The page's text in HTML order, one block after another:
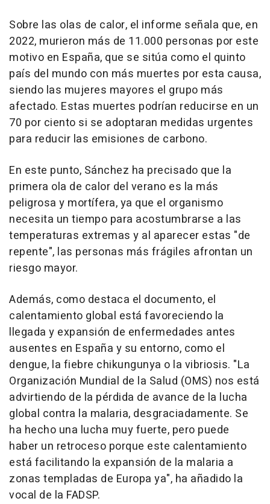
Sobre las olas de calor, el informe señala que, en
2022, murieron más de 11.000 personas por este
motivo en España, que se sitúa como el quinto
país del mundo con más muertes por esta causa,
siendo las mujeres mayores el grupo más
afectado. Estas muertes podrían reducirse en un
70 por ciento si se adoptaran medidas urgentes
para reducir las emisiones de carbono.
En este punto, Sánchez ha precisado que la
primera ola de calor del verano es la más
peligrosa y mortífera, ya que el organismo
necesita un tiempo para acostumbrarse a las
temperaturas extremas y al aparecer estas "de
repente", las personas más frágiles afrontan un
riesgo mayor.
Además, como destaca el documento, el
calentamiento global está favoreciendo la
llegada y expansión de enfermedades antes
ausentes en España y su entorno, como el
dengue, la fiebre chikungunya o la vibriosis. "La
Organización Mundial de la Salud (OMS) nos está
advirtiendo de la pérdida de avance de la lucha
global contra la malaria, desgraciadamente. Se
ha hecho una lucha muy fuerte, pero puede
haber un retroceso porque este calentamiento
está facilitando la expansión de la malaria a
zonas templadas de Europa ya", ha añadido la
vocal de la FADSP.